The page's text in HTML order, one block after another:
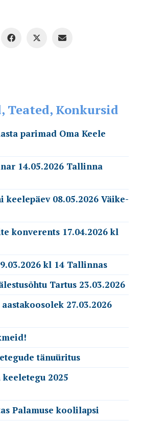
Teated, Konkursid
parimad Oma Keele
14.05.2026 Tallinna
keelepäev 08.05.2026 Väike-
konverents 17.04.2026 kl
kl 14 Tallinnas
Tartus 23.03.2026
27.03.2026
tänuüritus
2025
Palamuse koolilapsi